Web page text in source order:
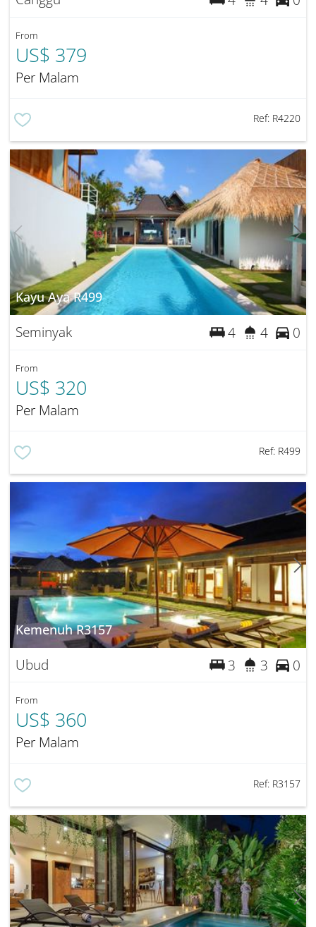
From
US$ 379
Per Malam
Ref: R4220
Kayu Aya R499
Seminyak 4 4 0
From
US$ 320
Per Malam
Ref: R499
Kemenuh R3157
Ubud 3 3 0
From
US$ 360
Per Malam
Ref: R3157